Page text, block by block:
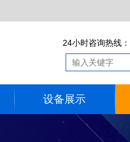
24小时咨询热线：
设备展示